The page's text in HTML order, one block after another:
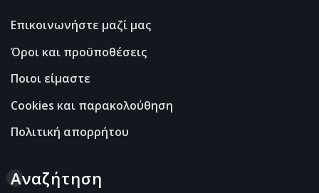
Επικοινωνήστε μαζί μας
Όροι και προϋποθέσεις
Ποιοι είμαστε
Cookies και παρακολούθηση
Πολιτική απορρήτου
Αναζήτηση